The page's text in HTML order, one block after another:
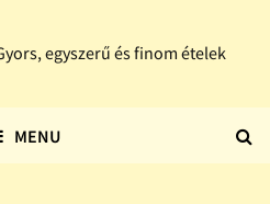
egyszerű és finom ételek
MENU